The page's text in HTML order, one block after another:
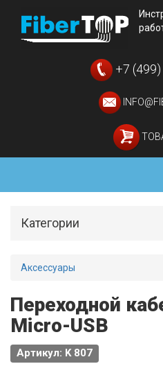
+7
Категории
Аксессуары
Переходной
Micro-USB
Артикул: K 807